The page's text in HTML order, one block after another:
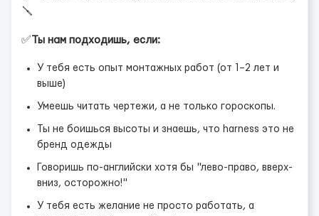
🪛
✅ Ты нам подходишь, если:
У тебя есть опыт монтажных работ (от 1–2 лет и
выше)
Умеешь читать чертежи, а не только гороскопы.
Ты не боишься высоты и знаешь, что harness это не
бренд одежды
Говоришь по-английски хотя бы "лево-право, вверх-
вниз, осторожно!"
У тебя есть желание не просто работать, а